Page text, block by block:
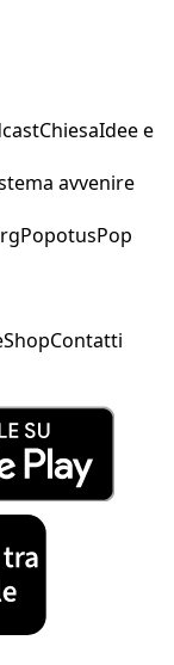
ChiesaIdee e
avvenire
PopotusPop
ShopContatti